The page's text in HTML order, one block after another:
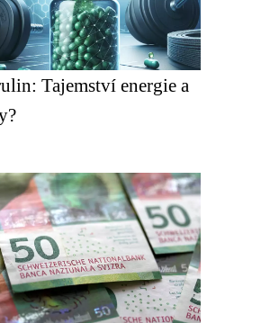
Tajemství energie a